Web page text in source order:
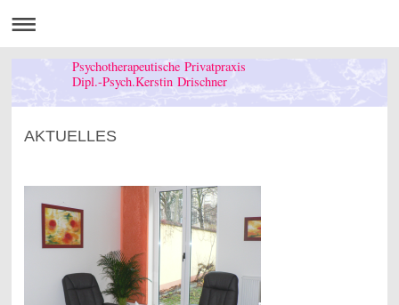
Psychotherapeutische Privatpraxis
Dipl.-Psych.Kerstin Drischner
AKTUELLES